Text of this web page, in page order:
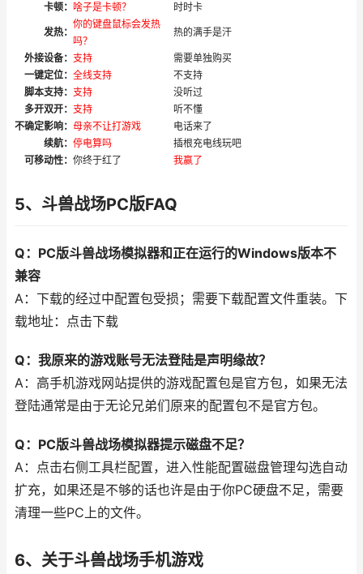
卡顿： 啥子是卡顿？ 时时卡
发热：
你的键盘鼠标会发热
吗？
热的满手是汗
外接设备： 支持
需要单独购买
一键定位： 全线支持
不支持
脚本支持： 支持
没听过
多开双开： 支持
听不懂
不确定影响： 母亲不让打游戏
电话来了
续航： 停电算吗
插根充电线玩吧
可移动性： 你终于红了 我赢了
5、斗兽战场PC版FAQ
Q：PC版斗兽战场模拟器和正在运行的Windows版本不
兼容
A：下载的经过中配置包受损；需要下载配置文件重装。下
载地址：点击下载
Q：我原来的游戏账号无法登陆是声明缘故？
A：高手机游戏网站提供的游戏配置包是官方包，如果无法
登陆通常是由于无论兄弟们原来的配置包不是官方包。
Q：PC版斗兽战场模拟器提示磁盘不足？
A：点击右侧工具栏配置，进入性能配置磁盘管理勾选自动
扩充，如果还是不够的话也许是由于你PC硬盘不足，需要
清理一些PC上的文件。
6、关于斗兽战场手机游戏